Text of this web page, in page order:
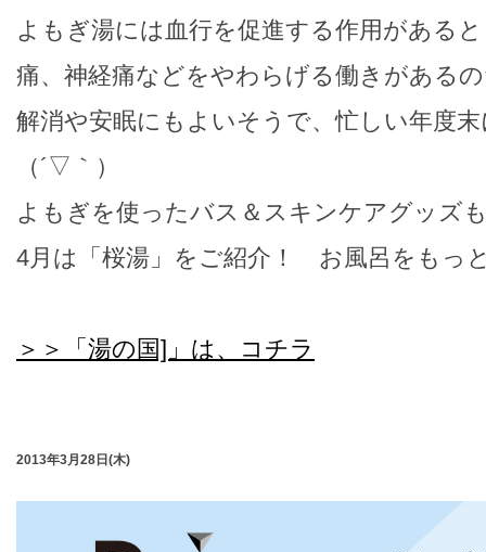
よもぎ湯には血行を促進する作用がある
痛、神経痛などをやわらげる働きがある
解消や安眠にもよいそうで、忙しい年度
（´▽｀）
よもぎを使ったバス＆スキンケアグッズ
4月は「桜湯」をご紹介！ お風呂をもっ
＞＞「湯の国]」は、コチラ
2013年3月28日(木)